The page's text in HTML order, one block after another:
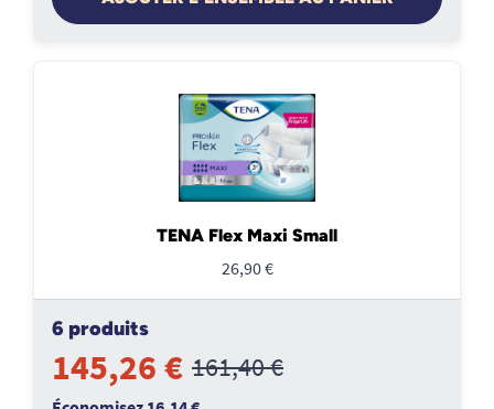
TENA Flex Maxi Small
26,90 €
6 produits
145,26 € 161,40 €